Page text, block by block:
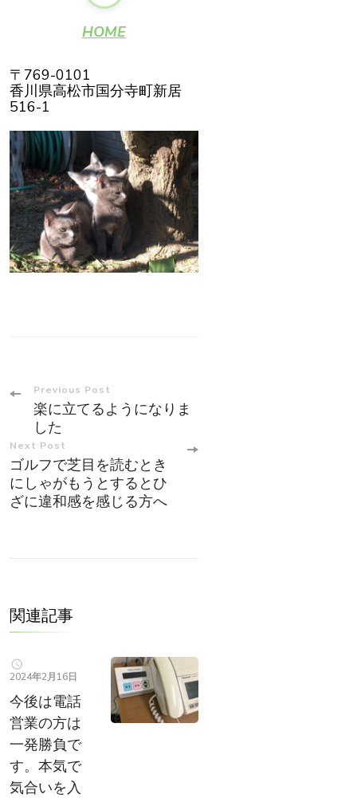
HOME
〒769-0101
香川県高松市国分寺町新居
516-1
Post
Navigation
Previous Post
楽に立てるようになりま
した
Next Post
ゴルフで芝目を読むとき
にしゃがもうとするとひ
ざに違和感を感じる方へ
関連記事
2024年2月16日
今後は電話
営業の方は
一発勝負で
す。本気で
気合いを入